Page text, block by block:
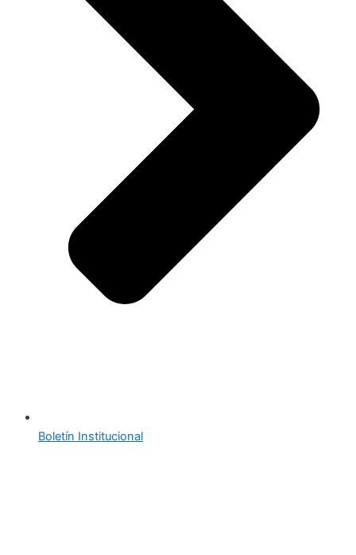
Boletín Institucional